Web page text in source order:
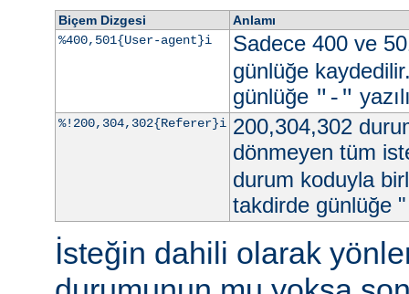
Biçem Dizgesi
Anlamı
%400,501{User-agent}i
Sadece 400 ve
günlüğe
günlüğe "-"
%!200,304,302{Referer}i 200,304,302
dönmeyen tüm
durum koduyla
takdirde günlüğe "
İsteğin dahili olarak